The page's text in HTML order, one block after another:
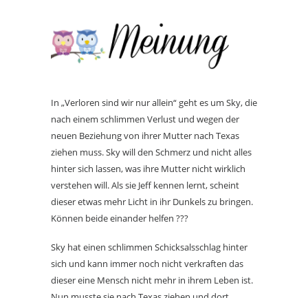
In „Verloren sind wir nur allein“ geht es um Sky, die
nach einem schlimmen Verlust und wegen der
neuen Beziehung von ihrer Mutter nach Texas
ziehen muss. Sky will den Schmerz und nicht alles
hinter sich lassen, was ihre Mutter nicht wirklich
verstehen will. Als sie Jeff kennen lernt, scheint
dieser etwas mehr Licht in ihr Dunkels zu bringen.
Können beide einander helfen ???
Sky hat einen schlimmen Schicksalsschlag hinter
sich und kann immer noch nicht verkraften das
dieser eine Mensch nicht mehr in ihrem Leben ist.